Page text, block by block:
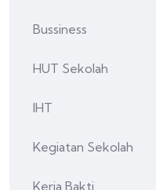
Bussiness
HUT Sekolah
IHT
Kegiatan Sekolah
Kerja Bakti